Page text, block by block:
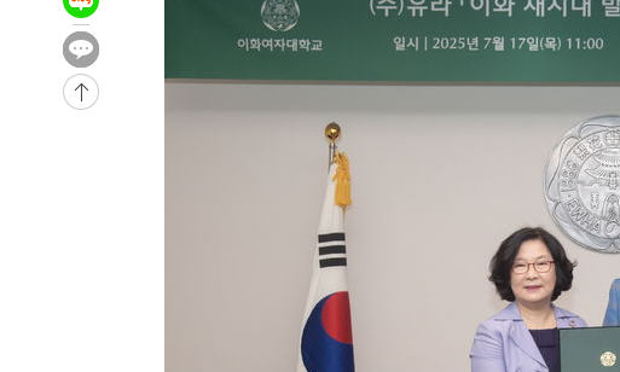
1시간 전 >
[속보]'채상병 순직 책임' 임성근, 항소심도 징역 3년
-28852초 전 >
[속보]이 대통령 "부동산 공급 기존 사고방식 매달리지 말고 과감히
실천"
-27937초 전 >
이란, "오만과 '중앙 단일 루트' 합의…북쪽 인바운드·남쪽 아웃바
운드는 임시"
"낮 기온 소폭 하락"…수도권 폭염중대경보, 폭염경보로 하향
[속보]이 대통령, '호우피해' 안동·의성 관할 4개 면 특별재난지역
[단독]중수청 지원 검사들, 정원 초과 시 낮은 계급 임용…희망지 못
낮 최고 37도 찜통더위…곳곳 소나기·강원 많은 비[내일날씨]
SK하이닉스, 용인·청주 팹에 54조 투자…"AI 메모리 수요 선제 대
여자배구 이재영·이다영 자매, 아제르바이잔 투란VC 입단
외국인 심판 성 접대 7경기 들여다보니…한국 축구 '5승 2무'
[속보]코스닥, 2.86포인트(0.36%) 내린 798.81마감